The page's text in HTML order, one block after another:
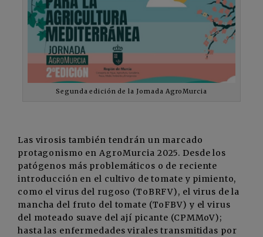
Segunda edición de la Jornada AgroMurcia
Las virosis también tendrán un marcado
protagonismo en AgroMurcia 2025. Desde los
patógenos más problemáticos o de reciente
introducción en el cultivo de tomate y pimiento,
como el virus del rugoso (ToBRFV), el virus de la
mancha del fruto del tomate (ToFBV) y el virus
del moteado suave del ají picante (CPMMoV);
hasta las enfermedades virales transmitidas por